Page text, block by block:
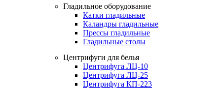
Гладильное оборудование
Катки гладильные
Каландры гладильные
Прессы гладильные
Гладильные столы
Центрифуги для белья
Центрифуга ЛЦ-10
Центрифуга ЛЦ-25
Центрифуга КП-223